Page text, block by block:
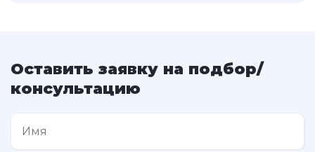
Оставить заявку на подбор/
консультацию